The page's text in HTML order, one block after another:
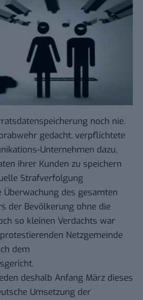
noch nie.
gedacht, verpflichtete
Unternehmen dazu,
ihrer Kunden zu speichern
Strafverfolgung
Überwachung des gesamten
der Bevölkerung ohne die
so kleinen Verdachts war
Netzgemeinde
dem
.
deshalb Anfang März dieses
Umsetzung der